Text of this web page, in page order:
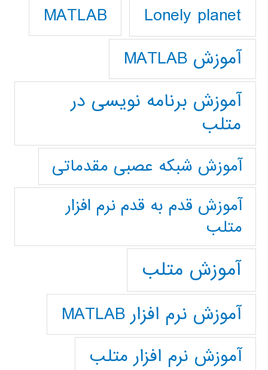
Lonely planet
MATLAB
آموزش MATLAB
آموزش برنامه نویسی در
متلب
آموزش شبکه عصبی مقدماتی
آموزش قدم به قدم نرم افزار
متلب
آموزش متلب
آموزش نرم افزار MATLAB
آموزش نرم افزار متلب